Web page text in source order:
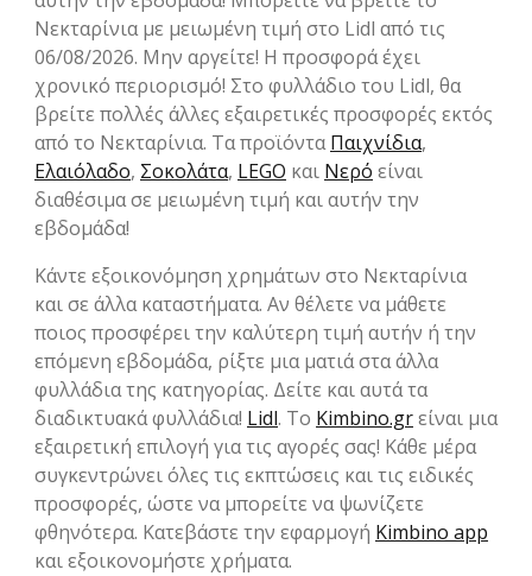
Νεκταρίνια με μειωμένη τιμή στο Lidl από τις
06/08/2026. Μην αργείτε! Η προσφορά έχει
χρονικό περιορισμό! Στο φυλλάδιο του Lidl, θα
βρείτε πολλές άλλες εξαιρετικές προσφορές εκτός
από το Νεκταρίνια. Τα προϊόνταΠαιχνίδια,
Ελαιόλαδο, Σοκολάτα, LEGO και Νερό είναι
διαθέσιμα σε μειωμένη τιμή και αυτήν την
εβδομάδα!
Κάντε εξοικονόμηση χρημάτων στο Νεκταρίνια
και σε άλλα καταστήματα. Αν θέλετε να μάθετε
ποιος προσφέρει την καλύτερη τιμή αυτήν ή την
επόμενη εβδομάδα, ρίξτε μια ματιά στα άλλα
φυλλάδια της κατηγορίας. Δείτε και αυτά τα
διαδικτυακά φυλλάδια! Lidl. Το Kimbino.grείναι μια
εξαιρετική επιλογή για τις αγορές σας! Κάθε μέρα
συγκεντρώνει όλες τις εκπτώσεις και τις ειδικές
προσφορές, ώστε να μπορείτε να ψωνίζετε
φθηνότερα. Κατεβάστε την εφαρμογή Kimbino app
και εξοικονομήστε χρήματα.